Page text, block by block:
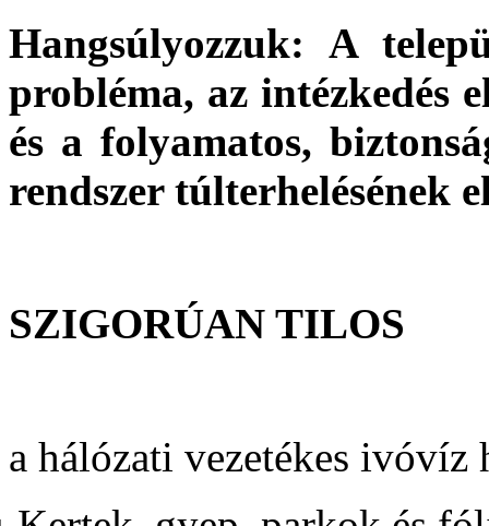
Hangsúlyozzuk: A
probléma, az intézkedés
és a folyamatos,
rendszer túlterhelésének
SZIGORÚAN TILOS
a hálózati vezetékes ivóvíz